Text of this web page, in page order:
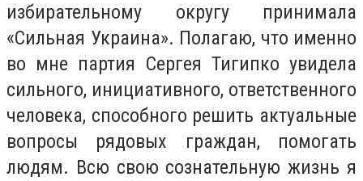
избирательному округу принимала
«Сильная Украина». Полагаю, что именно
во мне партия Сергея Тигипко увидела
сильного, инициативного, ответственного
человека, способного решить актуальные
вопросы рядовых граждан, помогать
людям. Всю свою сознательную жизнь я